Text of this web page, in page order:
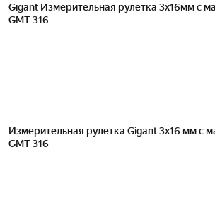
Gigant Измерительная рулетка 3x16мм с
GMT 316
Измерительная рулетка Gigant 3x16 мм с
GMT 316